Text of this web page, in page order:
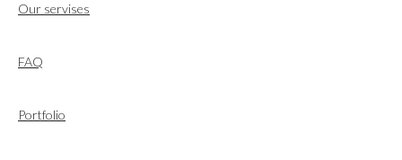
Our servises
FAQ
Portfolio